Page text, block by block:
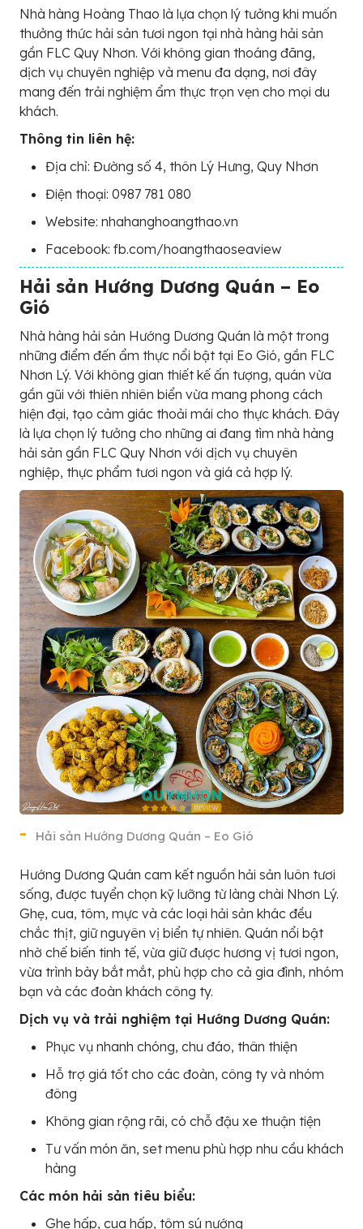
Nhà hàng Hoàng Thao là lựa chọn lý tưởng khi muốn
thưởng thức hải sản tươi ngon tại nhà hàng hải sản
gần FLC Quy Nhơn. Với không gian thoáng đãng,
dịch vụ chuyên nghiệp và menu đa dạng, nơi đây
mang đến trải nghiệm ẩm thực trọn vẹn cho mọi du
khách.
Thông tin liên hệ:
Địa chỉ: Đường số 4, thôn Lý Hưng, Quy Nhơn
Điện thoại: 0987 781 080
Website: nhahanghoangthao.vn
Facebook: fb.com/hoangthaoseaview
Hải sản Hướng Dương Quán – Eo
Gió
Nhà hàng hải sản Hướng Dương Quán là một trong
những điểm đến ẩm thực nổi bật tại Eo Gió, gần FLC
Nhơn Lý. Với không gian thiết kế ấn tượng, quán vừa
gần gũi với thiên nhiên biển vừa mang phong cách
hiện đại, tạo cảm giác thoải mái cho thực khách. Đây
là lựa chọn lý tưởng cho những ai đang tìm nhà hàng
hải sản gần FLC Quy Nhơn với dịch vụ chuyên
nghiệp, thực phẩm tươi ngon và giá cả hợp lý.
Hải sản Hướng Dương Quán – Eo Gió
Hướng Dương Quán cam kết nguồn hải sản luôn tươi
sống, được tuyển chọn kỹ lưỡng từ làng chài Nhơn Lý.
Ghẹ, cua, tôm, mực và các loại hải sản khác đều
chắc thịt, giữ nguyên vị biển tự nhiên. Quán nổi bật
nhờ chế biến tinh tế, vừa giữ được hương vị tươi ngon,
vừa trình bày bắt mắt, phù hợp cho cả gia đình, nhóm
bạn và các đoàn khách công ty.
Dịch vụ và trải nghiệm tại Hướng Dương Quán:
Phục vụ nhanh chóng, chu đáo, thân thiện
Hỗ trợ giá tốt cho các đoàn, công ty và nhóm
đông
Không gian rộng rãi, có chỗ đậu xe thuận tiện
Tư vấn món ăn, set menu phù hợp nhu cầu khách
hàng
Các món hải sản tiêu biểu:
Ghẹ hấp, cua hấp, tôm sú nướng